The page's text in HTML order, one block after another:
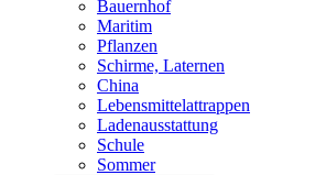
Bauernhof
Maritim
Pflanzen
Schirme, Laternen
China
Lebensmittelattrappen
Ladenausstattung
Schule
Sommer